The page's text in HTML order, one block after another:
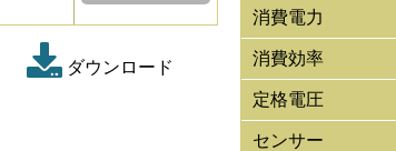
ダウンロード
消費電力
消費効率
定格電圧
センサー